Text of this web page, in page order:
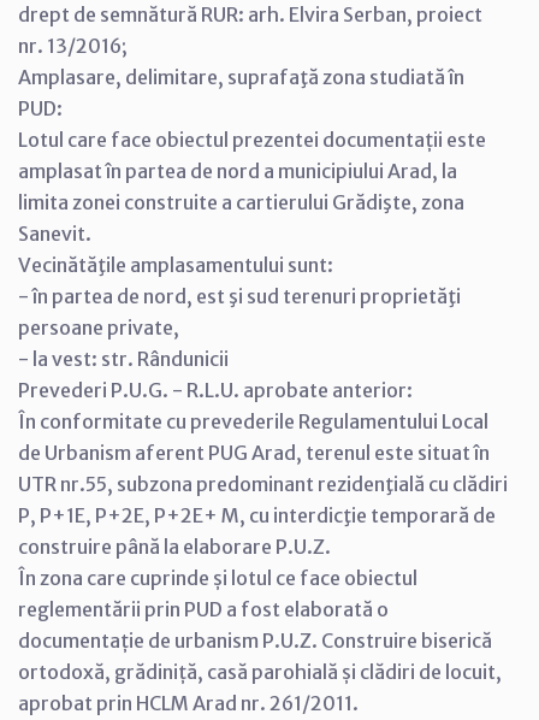
drept de semnătură RUR: arh. Elvira Serban, proiect
nr. 13/2016;
Amplasare, delimitare, suprafaţă zona studiată în
PUD:
Lotul care face obiectul prezentei documentații este
amplasat în partea de nord a municipiului Arad, la
limita zonei construite a cartierului Grădişte, zona
Sanevit.
Vecinătăţile amplasamentului sunt:
- în partea de nord, est şi sud terenuri proprietăţi
persoane private,
- la vest: str. Rândunicii
Prevederi P.U.G. - R.L.U. aprobate anterior:
În conformitate cu prevederile Regulamentului Local
de Urbanism aferent PUG Arad, terenul este situat în
UTR nr.55, subzona predominant rezidenţială cu clădiri
P, P+1E, P+2E, P+2E+ M, cu interdicţie temporară de
construire până la elaborare P.U.Z.
În zona care cuprinde și lotul ce face obiectul
reglementării prin PUD a fost elaborată o
documentație de urbanism P.U.Z. Construire biserică
ortodoxă, grădiniță, casă parohială și clădiri de locuit,
aprobat prin HCLM Arad nr. 261/2011.